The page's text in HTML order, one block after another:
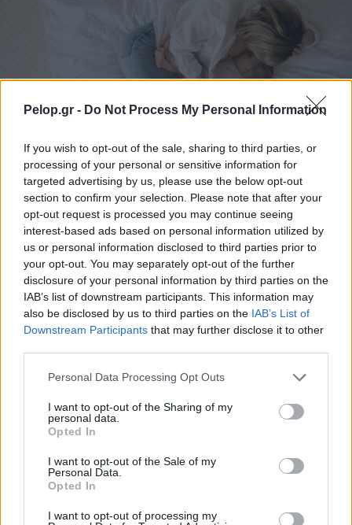
Pelop.gr - Do Not Process My Personal Information
If you wish to opt-out of the sale, sharing to third parties, or
processing of your personal or sensitive information for
targeted advertising by us, please use the below opt-out
section to confirm your selection. Please note that after your
opt-out request is processed you may continue seeing
interest-based ads based on personal information utilized by
us or personal information disclosed to third parties prior to
your opt-out. You may separately opt-out of the further
disclosure of your personal information by third parties on the
IAB’s list of downstream participants. This information may
also be disclosed by us to third parties on the IAB’s List of
Downstream Participants that may further disclose it to other
Please note that this website/app uses one or more Google
not limited to your visit or usage behaviour. You may click to
grant or deny consent to Google and its third-party tags to
use your data for below specified purposes in below Google
consent section.
Personal Data Processing Opt Outs
I want to opt-out of the Sharing of my
personal data.
Opted In
I want to opt-out of the Sale of my
Personal Data.
Opted In
I want to opt-out of processing my
Θηλασμός: Το «θαύμα» των πρώτων 1.000 ημερών – Τι
συμβαίνει στον εγκέφαλο του μωρού
CMF Clip Pro: Τα open-ear earbuds της Nothing με θήκη
Smart Dial